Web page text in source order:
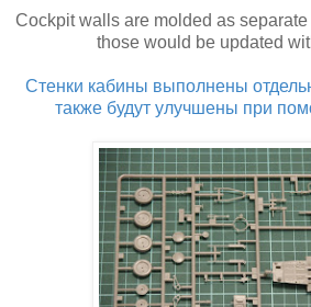
Cockpit walls are molded as
those would be updated
Стенки кабины выполнены
также будут улучшены при